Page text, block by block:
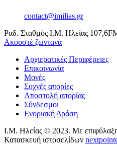
contact@imilias.gr
Ραδ. Σταθμός Ι.Μ. Ηλείας
Aκουστέ ζωντανά
Υποσέλιδο
Αρχιερατικές Περιφέρειες
Επικοινωνία
Μονές
Συχνές απορίες
Αποστολή απορίας
Σύνδεσμοι
Ενοριακή Δράση
Ι.Μ. Ηλείας © 2023. Με επιφύλαξη
Κατασκευή ιστοσελίδων